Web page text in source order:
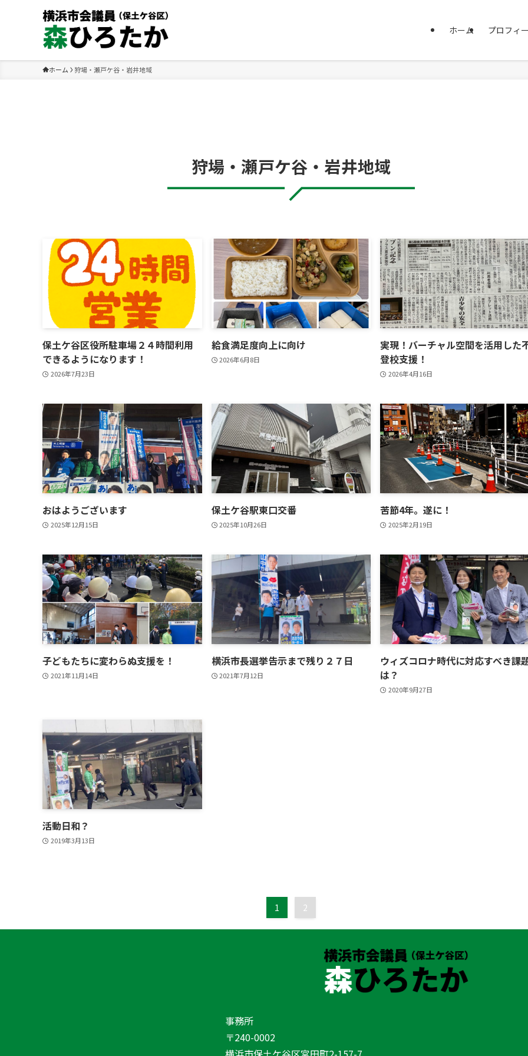
ホーム プロフィ
ホーム 狩場・瀬戸ケ谷・岩井地域
狩場・瀬戸ケ谷・岩井地域
保土ケ谷区役所駐車場２４時間利用
できるようになります！
2026年7月23日
給食満足度向上に向け
2026年6月8日
実現！バーチャル空間を活用した
登校支援！
2026年4月16日
おはようございます
2025年12月15日
保土ケ谷駅東口交番
2025年10月26日
苦節4年。遂に！
2025年2月19日
子どもたちに変わらぬ支援を！
2021年11月14日
横浜市長選挙告示まで残り２７日
2021年7月12日
ウィズコロナ時代に対応すべき課
は？
2020年9月27日
活動日和？
2019年3月13日
1 2
事務所
〒240-0002